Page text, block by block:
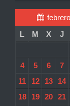
L
M X J
4
5 6 7
11
12 13 14
18
19 20 21